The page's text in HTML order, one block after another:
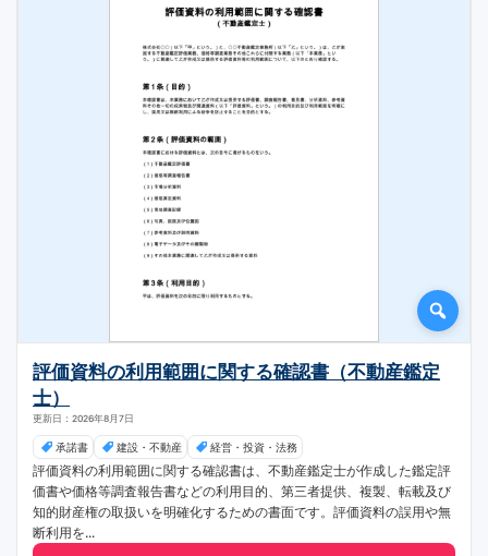
評価資料の利用範囲に関する確認書（不動産鑑定
士）
更新日：2026年8月7日
承諾書 建設・不動産 経営・投資・法務
評価資料の利用範囲に関する確認書は、不動産鑑定士が作成した鑑定評
価書や価格等調査報告書などの利用目的、第三者提供、複製、転載及び
知的財産権の取扱いを明確化するための書面です。評価資料の誤用や無
断利用を...